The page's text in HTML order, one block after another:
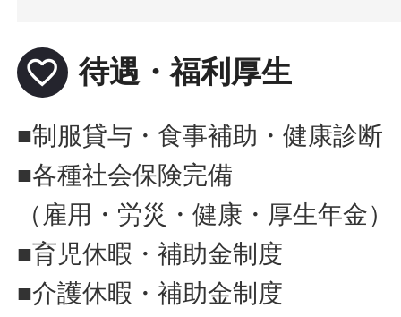
favorite_border 待遇・福利厚生
■制服貸与・食事補助・健康診断
■各種社会保険完備
（雇用・労災・健康・厚生年金）
■育児休暇・補助金制度
■介護休暇・補助金制度